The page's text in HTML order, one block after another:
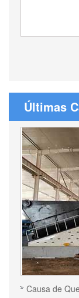
Últimas
Causa de